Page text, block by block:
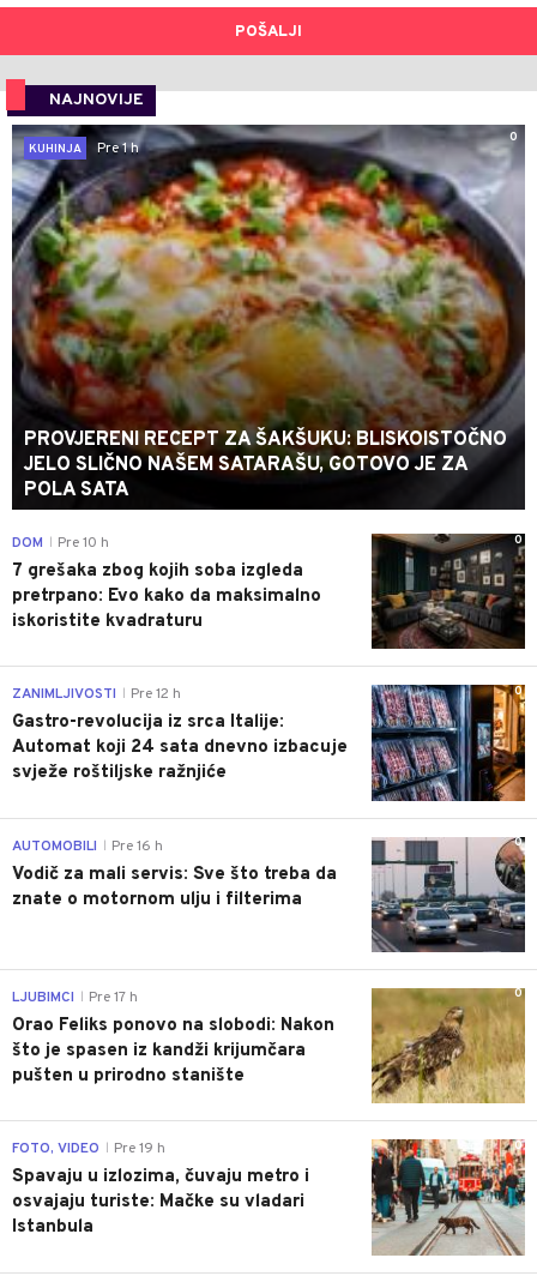
POŠALJI
NAJNOVIJE
0
KUHINJA
Pre 1 h
PROVJERENI RECEPT ZA ŠAKŠUKU: BLISKOISTOČNO
JELO SLIČNO NAŠEM SATARAŠU, GOTOVO JE ZA
POLA SATA
0
DOM Pre 10 h
7 grešaka zbog kojih soba izgleda
pretrpano: Evo kako da maksimalno
iskoristite kvadraturu
0
ZANIMLJIVOSTI Pre 12 h
Gastro-revolucija iz srca Italije:
Automat koji 24 sata dnevno izbacuje
svježe roštiljske ražnjiće
0
AUTOMOBILI Pre 16 h
Vodič za mali servis: Sve što treba da
znate o motornom ulju i filterima
0
LJUBIMCI Pre 17 h
Orao Feliks ponovo na slobodi: Nakon
što je spasen iz kandži krijumčara
pušten u prirodno stanište
0
FOTO, VIDEO Pre 19 h
Spavaju u izlozima, čuvaju metro i
osvajaju turiste: Mačke su vladari
Istanbula